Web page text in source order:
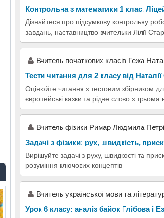
Контрольна з математики 1 клас,
Дізнайтеся про підсумкову контрольну
завдань, наставництво вчительки Лілії
Вчитель початкових класів Гежа
Тести читання для 2 класу від Наталії
Оцінюйте читання з тестовим збірником
європейські казки та рідне слово з трьома
Вчитель фізики Римар Людмила
Задачі з фізики: рух, швидкість,
Вирішуйте задачі з руху, швидкості та
розуміння ключових концептів.
Вчитель української мови та
Урок 6 класу: аналіз байок Глібова і